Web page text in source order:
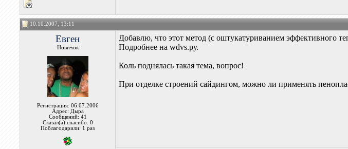
10.10.2007, 13:11
Евген
Новичок
Регистрация: 06.07.2006
Адрес: Дыра
Сообщений: 41
Сказал(а) спасибо: 0
Поблагодарили: 1 раз
Добавлю, что этот метод (с оштукатуриванием эффективного
Подробнее на wdvs.ру.
Коль поднялась такая тема, вопрос!
При отделке строений сайдингом, можно ли применять